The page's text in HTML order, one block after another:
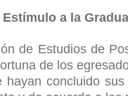
a la
de Estudios de
de los
hayan concluido